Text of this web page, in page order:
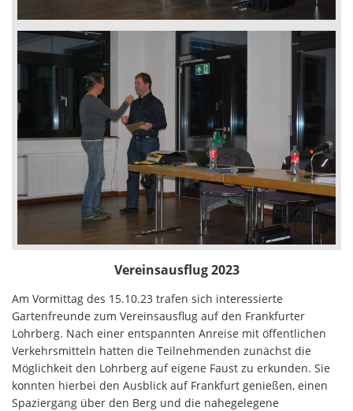
Vereinsausflug 2023
Am Vormittag des 15.10.23 trafen sich interessierte
Gartenfreunde zum Vereinsausflug auf den Frankfurter
Lohrberg. Nach einer entspannten Anreise mit öffentlichen
Verkehrsmitteln hatten die Teilnehmenden zunächst die
Möglichkeit den Lohrberg auf eigene Faust zu erkunden. Sie
konnten hierbei den Ausblick auf Frankfurt genießen, einen
Spaziergang über den Berg und die nahegelegene